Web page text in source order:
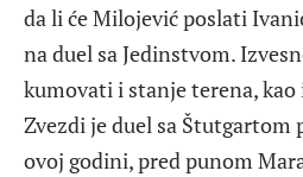
da li će Milojević poslati
na duel sa Jedinstvom.
kumovati i stanje terena,
Zvezdi je duel sa Štutgartom
ovoj godini, pred punom